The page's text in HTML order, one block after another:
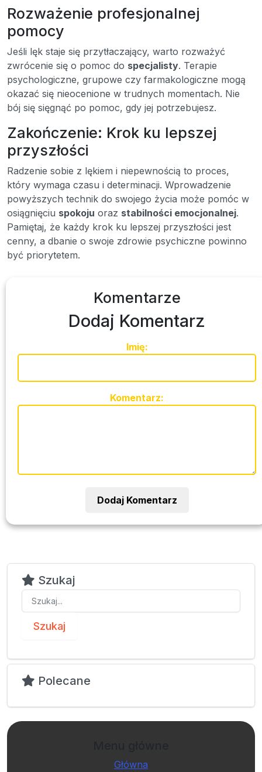
Rozważenie profesjonalnej
pomocy
Jeśli lęk staje się przytłaczający, warto rozważyć
zwrócenie się o pomoc do specjalisty. Terapie
psychologiczne, grupowe czy farmakologiczne mogą
okazać się nieocenione w trudnych momentach. Nie
bój się sięgnąć po pomoc, gdy jej potrzebujesz.
Zakończenie: Krok ku lepszej
przyszłości
Radzenie sobie z lękiem i niepewnością to proces,
który wymaga czasu i determinacji. Wprowadzenie
powyższych technik do swojego życia może pomóc w
osiągnięciu spokoju oraz stabilności emocjonalnej.
Pamiętaj, że każdy krok ku lepszej przyszłości jest
cenny, a dbanie o swoje zdrowie psychiczne powinno
być priorytetem.
Komentarze
Dodaj Komentarz
Imię:
Komentarz:
Dodaj Komentarz
Szukaj
Szukaj
Polecane
Główna